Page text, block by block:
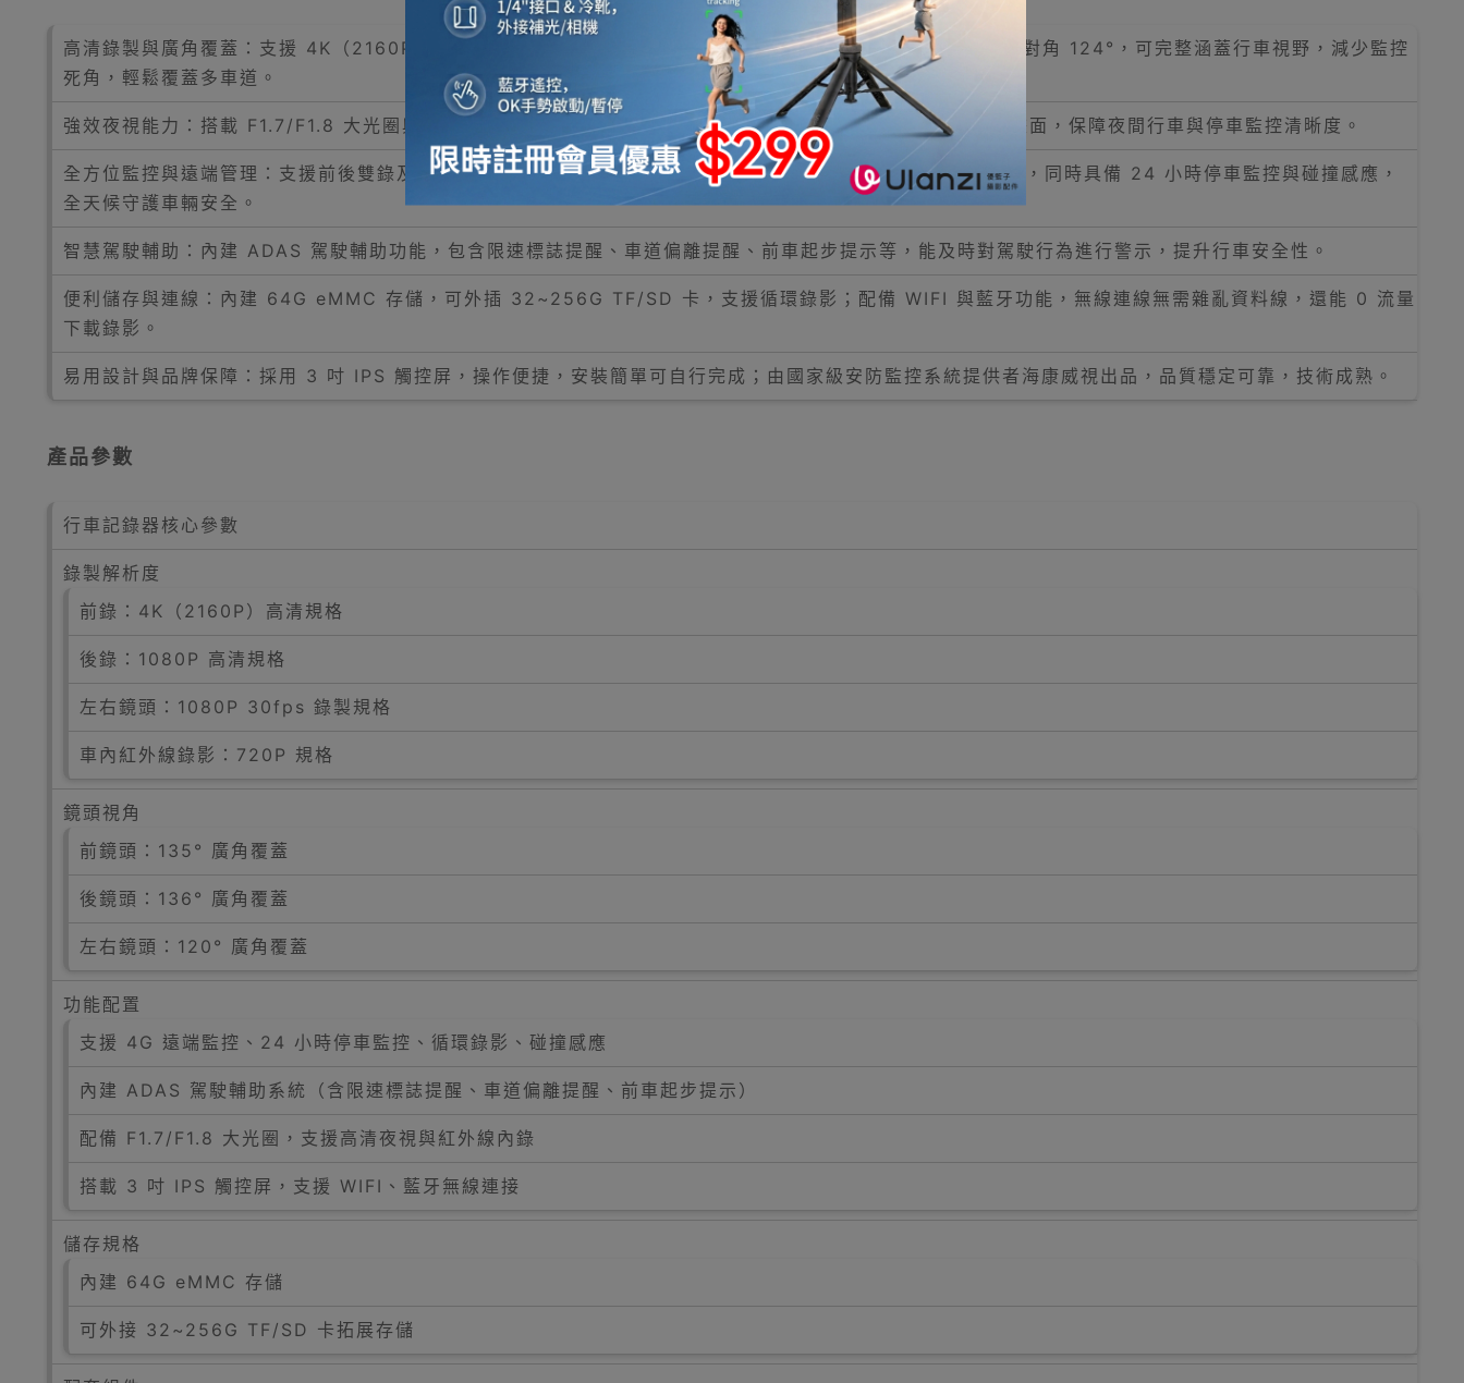
高清錄製與廣角覆蓋：支援 4K（2160P）前錄、1080P 左右錄，主鏡頭 800 萬像素，前視對角 135°、後視對角 124°，可完整涵蓋行車視野，減少監控
死角，輕鬆覆蓋多車道。
強效夜視能力：搭載 F1.7/F1.8 大光圈與夜視加強技術，搭配紅外線內錄功能，進光量充足，夜間能清晰錄製畫面，保障夜間行車與停車監控清晰度。
全方位監控與遠端管理：支援前後雙錄及 4G 遠端監控，可透過手機 APP 實現軌跡顯示、錄影重播、本地保存，同時具備 24 小時停車監控與碰撞感應，
全天候守護車輛安全。
智慧駕駛輔助：內建 ADAS 駕駛輔助功能，包含限速標誌提醒、車道偏離提醒、前車起步提示等，能及時對駕駛行為進行警示，提升行車安全性。
便利儲存與連線：內建 64G eMMC 存儲，可外插 32~256G TF/SD 卡，支援循環錄影；配備 WIFI 與藍牙功能，無線連線無需雜亂資料線，還能 0 流量
下載錄影。
易用設計與品牌保障：採用 3 吋 IPS 觸控屏，操作便捷，安裝簡單可自行完成；由國家級安防監控系統提供者海康威視出品，品質穩定可靠，技術成熟。
產品參數
行車記錄器核心參數
錄製解析度
前錄：4K（2160P）高清規格
後錄：1080P 高清規格
左右鏡頭：1080P 30fps 錄製規格
車內紅外線錄影：720P 規格
鏡頭視角
前鏡頭：135° 廣角覆蓋
後鏡頭：136° 廣角覆蓋
左右鏡頭：120° 廣角覆蓋
功能配置
支援 4G 遠端監控、24 小時停車監控、循環錄影、碰撞感應
內建 ADAS 駕駛輔助系統（含限速標誌提醒、車道偏離提醒、前車起步提示）
配備 F1.7/F1.8 大光圈，支援高清夜視與紅外線內錄
搭載 3 吋 IPS 觸控屏，支援 WIFI、藍牙無線連接
儲存規格
內建 64G eMMC 存儲
可外接 32~256G TF/SD 卡拓展存儲